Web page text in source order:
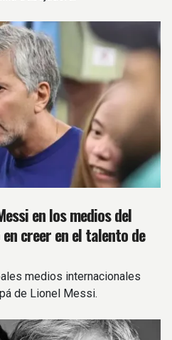
en los medios del
creer en el talento de
medios internacionales
de Lionel Messi.